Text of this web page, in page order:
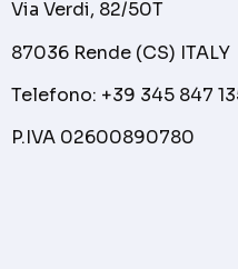
Via Verdi, 82/50T
87036 Rende (CS) ITALY
Telefono: +39 345 847
P.IVA 02600890780